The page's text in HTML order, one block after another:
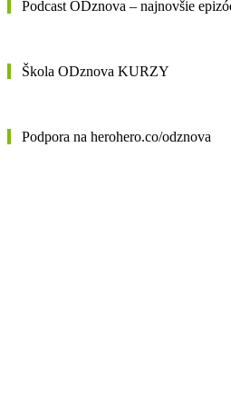
Podcast ODznova – najnovšie
Škola ODznova KURZY
Podpora na herohero.co/odznova